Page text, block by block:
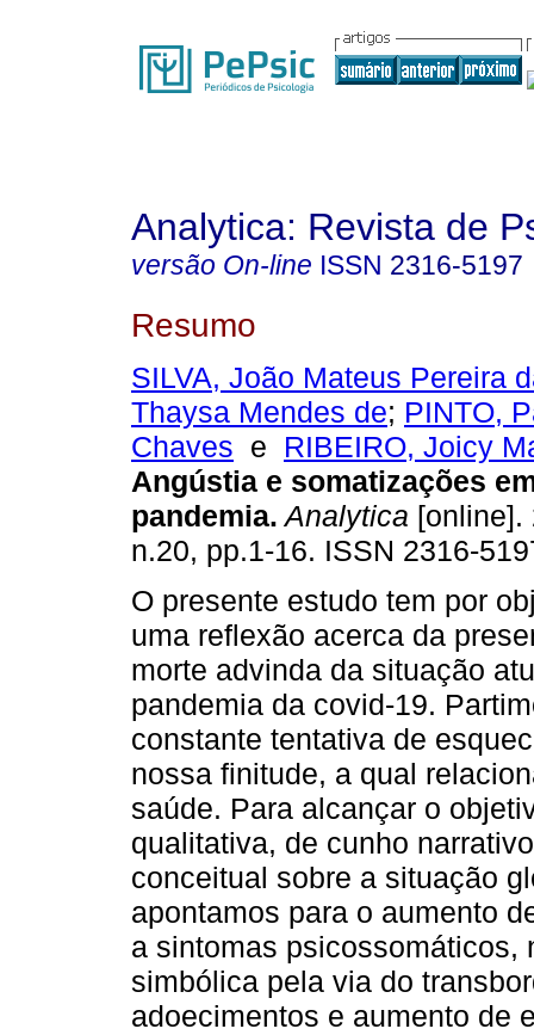
Analytica: Revista de
versão On-line ISSN 2316-5197
Resumo
SILVA, João Mateus Pereira
Thaysa Mendes de; PINTO,
Chaves e RIBEIRO, Joicy
Angústia e somatizações
pandemia. Analytica [online].
n.20, pp.1-16. ISSN 2316-
O presente estudo tem por
uma reflexão acerca da
morte advinda da situação
pandemia da covid-19.
constante tentativa de
nossa finitude, a qual
saúde. Para alcançar o
qualitativa, de cunho
conceitual sobre a situação
apontamos para o aumento
a sintomas psicossomáticos,
simbólica pela via do
adoecimentos e aumento de